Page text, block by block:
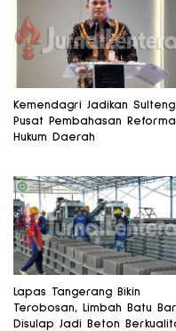
Kemendagri Jadikan Sulteng
Pusat Pembahasan
Hukum Daerah
Lapas Tangerang Bikin
Terobosan, Limbah Batu
Disulap Jadi Beton